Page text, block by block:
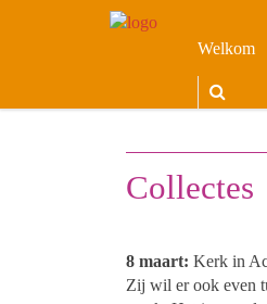
Welkom
Collectes
8 maart: Kerk in
Zij wil er ook even